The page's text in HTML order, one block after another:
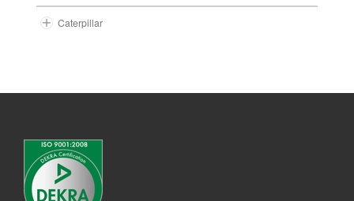
Caterpillar